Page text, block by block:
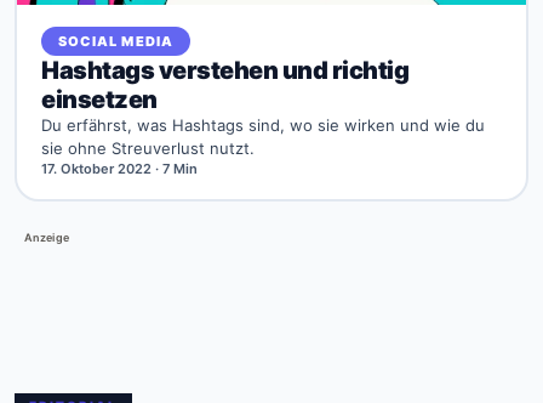
SOCIAL MEDIA
Hashtags verstehen und richtig
einsetzen
Du erfährst, was Hashtags sind, wo sie wirken und wie du
sie ohne Streuverlust nutzt.
17. Oktober 2022 · 7 Min
Anzeige